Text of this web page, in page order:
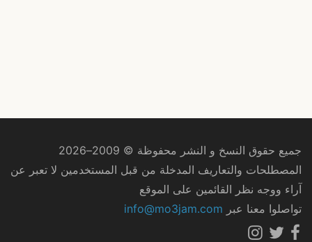
جميع حقوق النسخ و النشر محفوظة © 2009–2026
المصطلحات والتعاريف المدخلة من قبل المستخدمين لا تعبر عن
آراء ووجه نظر القائمين على الموقع
تواصلوا معنا عبر info@mo3jam.com